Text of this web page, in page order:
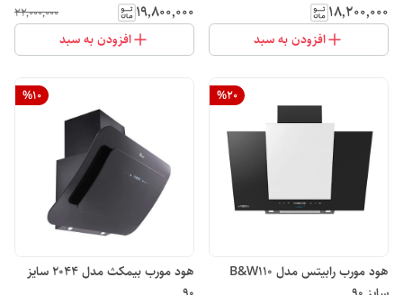
۱۸٬۲۰۰٬۰۰۰
افزودن به سبد
۱۹٬۸۰۰٬۰۰۰ ۲۲٬۰۰۰٬۰۰۰
افزودن به سبد
%20
هود مورب رابیتس مدل B&W110
%10
هود مورب بیمکث مدل 2044 سایز